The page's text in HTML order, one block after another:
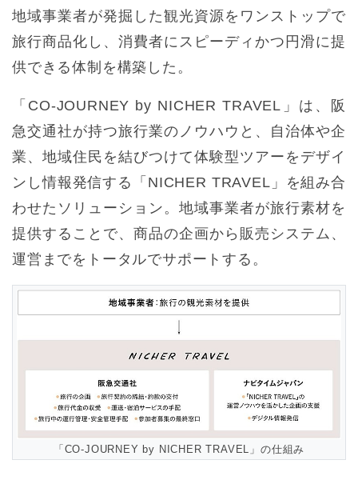
地域事業者が発掘した観光資源をワンストップで
旅行商品化し、消費者にスピーディかつ円滑に提
供できる体制を構築した。
「CO-JOURNEY by NICHER TRAVEL」は、阪
急交通社が持つ旅行業のノウハウと、自治体や企
業、地域住民を結びつけて体験型ツアーをデザイ
ンし情報発信する「NICHER TRAVEL」を組み合
わせたソリューション。地域事業者が旅行素材を
提供することで、商品の企画から販売システム、
運営までをトータルでサポートする。
「CO-JOURNEY by NICHER TRAVEL」の仕組み